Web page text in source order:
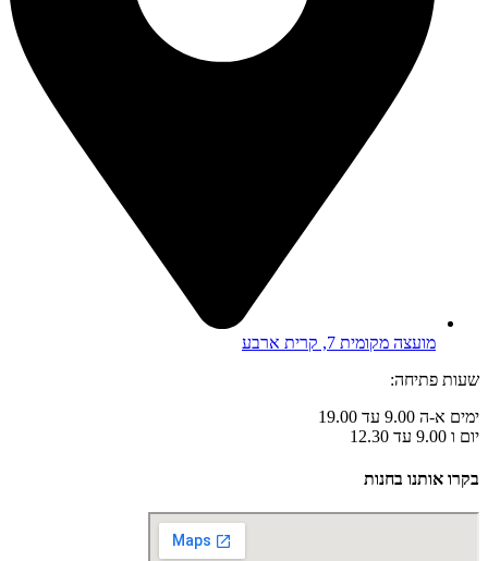
מועצה מקומית 7, קרית ארבע
שעות פתיחה:
ימים א-ה 9.00 עד 19.00
יום ו 9.00 עד 12.30
בקרו אותנו בחנות